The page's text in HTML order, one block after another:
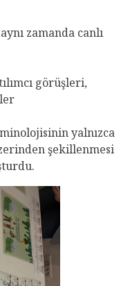
zamanda canlı
görüşleri,
yalnızca
şekillenmesi